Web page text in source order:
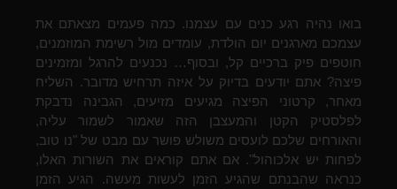
בואו נהיה רגע כנים עם עצמנו. כמה פעמים מצאתם את
עצמכם מארגנים יום הולדת, עומדים מול רשימת המוזמנים,
חוטפים פיק ברכיים קל, ובסוף… נכנעים להרגל ומזמינים
פיצה? אתם יודעים בדיוק על איזה תרחיש מדובר. השליח
מאחר, קרטוני הפיצה מגיעים מזיעים, הגבינה נדבקת
לפלסטיק הקטן והמעצבן הזה שאמור לשמור עליה,
והאורחים שלכם לועסים משולש פושר עם מבט של "נו טוב,
לפחות יש אלכוהול". אם אתם קוראים את השורות האלו,
כנראה שהבנתם שהגיע הזמן לעשות מעשה. הגיע הזמן